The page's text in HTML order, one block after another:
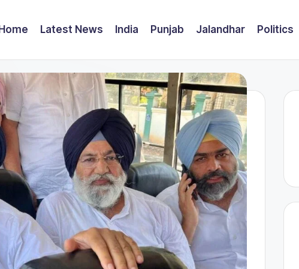
Latest News India Punjab Jalandhar Politics